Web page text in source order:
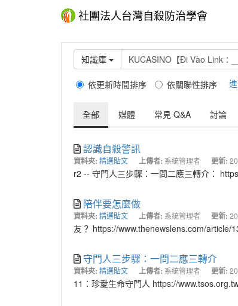
社團法人台灣自殺防治學會
知識庫
依更新時間排序 依關聯性排序
全部 媒體 常見 Q&A 討論
認識自殺警訊
資料夾: 精選貼文 上傳者: 系統管理者 更新:
r2 -- 守門人三步驟：一問二應三轉介：
陪伴要怎麼做
資料夾: 精選貼文 上傳者: 系統管理者 更新:
友？ https://www.thenewslens.com/article/
守門人三步驟：一問二應三轉介
資料夾: 精選貼文 上傳者: 系統管理者 更新:
11：珍愛生命守門人 https://